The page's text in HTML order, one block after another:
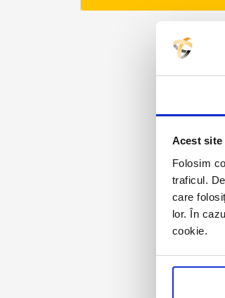
Acest
Folosim
traficul.
care
lor. În
cookie.